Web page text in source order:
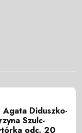
Diduszko-
Szulc-
odc. 20